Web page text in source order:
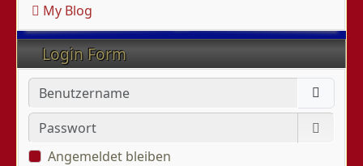
My Blog
Login Form
Benutzername
Passwort
Angemeldet bleiben